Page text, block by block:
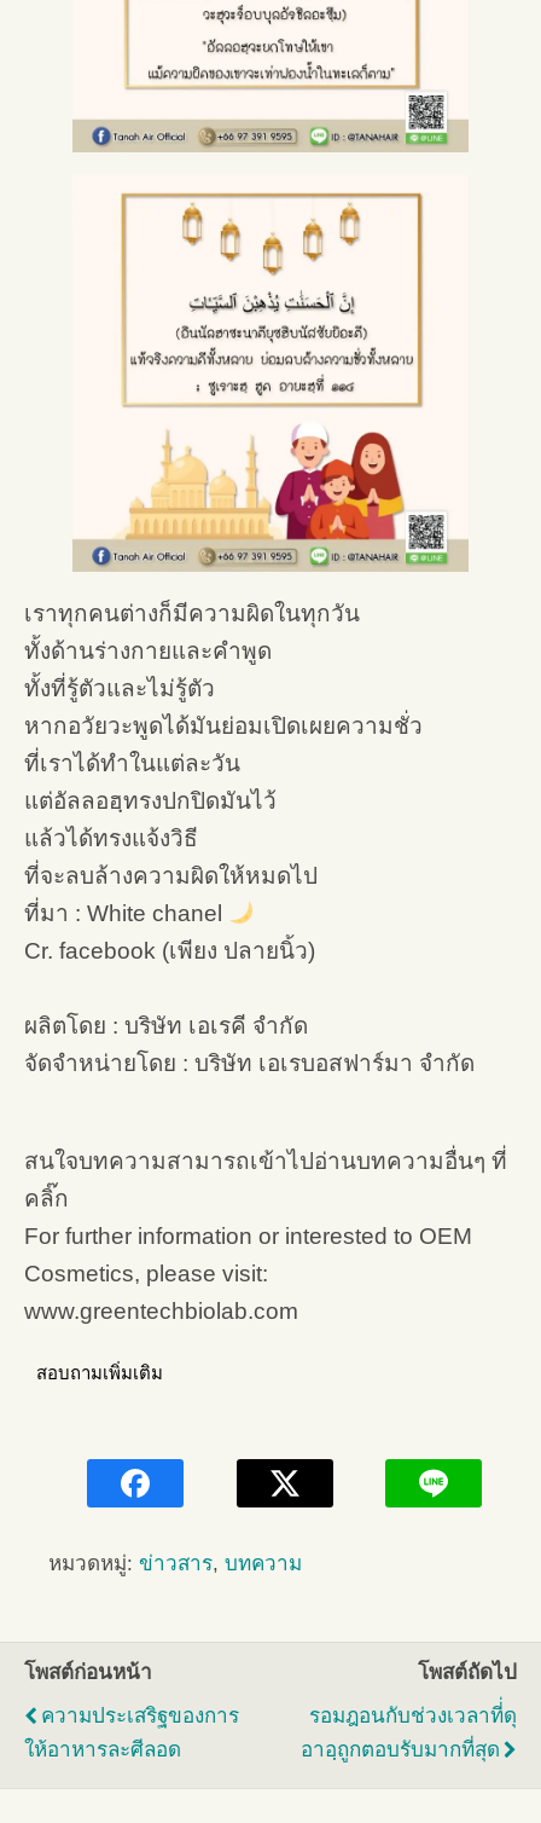
เราทุกคนต่างก็มีความผิดในทุกวัน
ทั้งด้านร่างกายและคำพูด
ทั้งที่รู้ตัวและไม่รู้ตัว
หากอวัยวะพูดได้มันย่อมเปิดเผยความชั่ว
ที่เราได้ทำในแต่ละวัน
แต่อัลลอฮฺทรงปกปิดมันไว้
แล้วได้ทรงแจ้งวิธี
ที่จะลบล้างความผิดให้หมดไป
ที่มา : White chanel
Cr. facebook (เพียง ปลายนิ้ว)
ผลิตโดย : บริษัท เอเรคี จำกัด
จัดจำหน่ายโดย : บริษัท เอเรบอสฟาร์มา จำกัด
สนใจบทความสามารถเข้าไปอ่านบทความอื่นๆ ที่
คลิ๊ก
For further information or interested to OEM
Cosmetics, please visit:
www.greentechbiolab.com
สอบถามเพิ่มเติม
หมวดหมู่: ข่าวสาร, บทความ
โพสต์ก่อนหน้า
ความประเสริฐของการ
ให้อาหารละศีลอด
โพสต์ถัดไป
รอมฎอนกับช่วงเวลาที่่ดุ
อาอฺถูกตอบรับมากที่สุด